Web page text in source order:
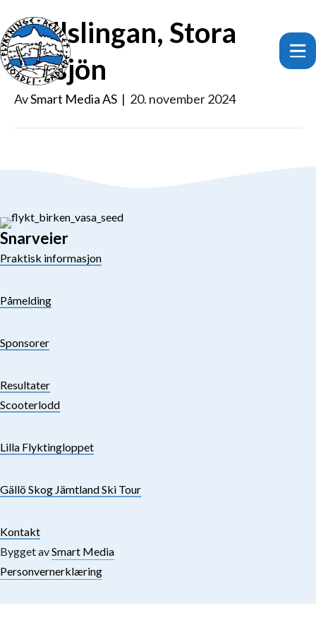
Fjällslingan, Stora
Blåsjön
AvSmart Media AS | 20. november 2024
Snarveier
Praktisk informasjon
Påmelding
Sponsorer
Resultater
Scooterlodd
Lilla Flyktingloppet
Gällö Skog Jämtland Ski Tour
Kontakt
Bygget avSmart Media
Personvernerklæring